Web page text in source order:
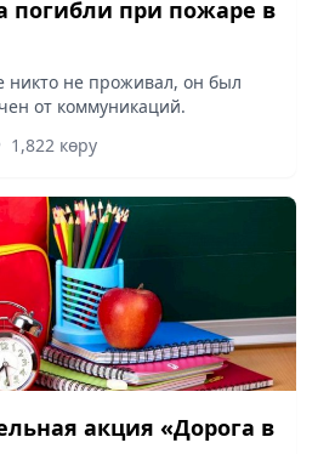
погибли при пожаре в
никто не проживал, он был
от коммуникаций.
1,822 көру
акция «Дорога в